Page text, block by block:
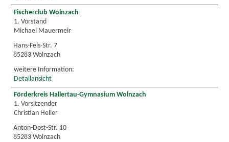
Fischerclub Wolnzach
1. Vorstand
Michael Mauermeir
Hans-Fels-Str. 7
85283 Wolnzach
weitere Information:
Detailansicht
Förderkreis Hallertau-Gymnasium Wolnzach
1. Vorsitzender
Christian Heller
Anton-Dost-Str. 10
85283 Wolnzach